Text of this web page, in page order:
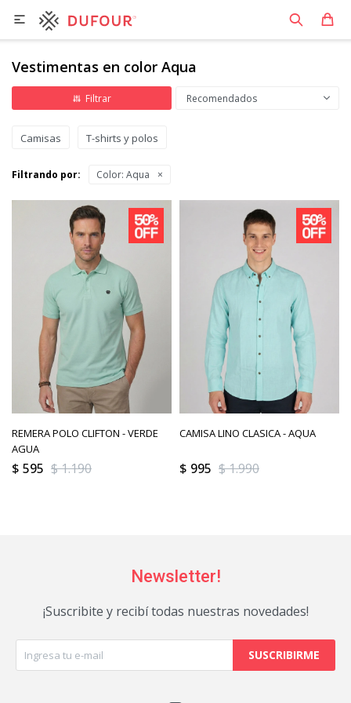

Vestimentas en color Aqua
Recomendados
Camisas T-shirts y polos
Filtrando por: Color: Aqua
REMERA POLO CLIFTON - VERDE
AGUA
$ 595 $1.190
CAMISA LINO CLASICA - AQUA
$ 995 $1.990
Newsletter!
¡Suscribite y recibí todas nuestras novedades!
SUSCRIBIRME